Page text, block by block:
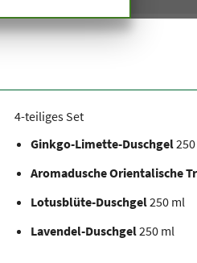
4-teiliges Set
Ginkgo-Limette-Duschgel
Aromadusche Orientalische
Lotusblüte-Duschgel250 ml
Lavendel-Duschgel250 ml